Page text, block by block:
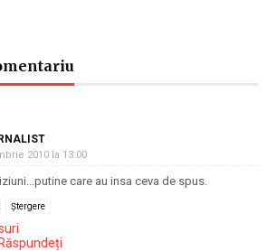
2010 la 13:00
care au insa ceva de spus.
Ștergere
Răspundeți